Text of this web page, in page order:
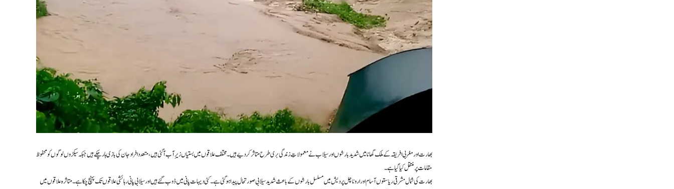
بھارت اور مغربی افریقہ کے ملک گھانا میں شدید بارشوں اور سیلاب نے معمولاتِ زندگی بری طرح متاثر کر دیے ہیں۔ مختلف علاقوں میں بستیاں زیرِ آب آ گئی ہیں، متعدد افراد جان کی بازی ہار چکے ہیں جبکہ سیکڑوں لوگوں کو محفوظ
مقامات پر منتقل کیا گیا ہے۔
بھارت کی شمال مشرقی ریاستوں آسام اور اروناچل پردیش میں مسلسل بارشوں کے باعث شدید سیلابی صورتحال پیدا ہو گئی ہے۔ کئی دیہات پانی میں ڈوب گئے ہیں اور سیلابی پانی رہائشی علاقوں تک پہنچ چکا ہے۔ متاثرہ علاقوں میں